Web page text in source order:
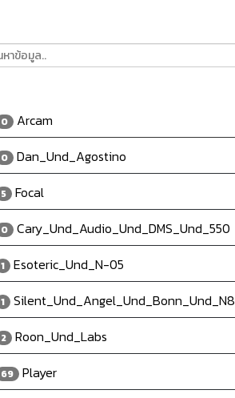
0 Arcam
0 Dan_Und_Agostino
5 Focal
0 Cary_Und_Audio_Und_DMS_Und_550
1 Esoteric_Und_N-05
1 Silent_Und_Angel_Und_Bonn_Und_N8
2 Roon_Und_Labs
69 Player